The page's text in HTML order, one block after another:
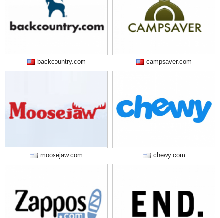
backcountry.com campsaver.com
moosejaw.com chewy.com